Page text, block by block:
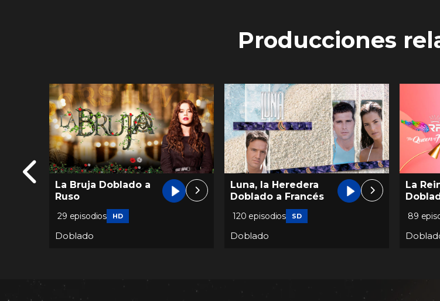
Producciones
Luna, la Heredera
Doblado a Francés
120 episodios SD
Doblado
La Reina del Flow 2
Doblado a Francés
89 episodios HD
Doblado
La
67